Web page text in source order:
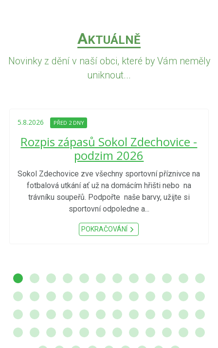
AKTUÁLNĚ
Novinky z dění v naší obci, které by Vám neměly
uniknout...
5.8.2026 PŘED 2 DNY
Rozpis zápasů Sokol Zdechovice -
podzim 2026
Sokol Zdechovice zve všechny sportovní příznivce na
fotbalová utkání ať už na domácím hřišti nebo na
trávníku soupeřů. Podpořte naše barvy, užijte si
sportovní odpoledne a...
POKRAČOVÁNÍ